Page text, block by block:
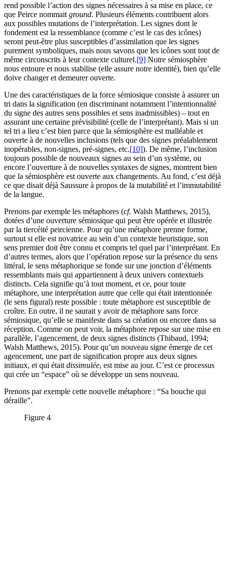
rend possible l’action des signes nécessaires à sa mise en place, ce
que Peirce nommait ground. Plusieurs éléments contribuent alors
aux possibles mutations de l’interprétation. Les signes dont le
fondement est la ressemblance (comme c’est le cas des icônes)
seront peut-être plus susceptibles d’assimilation que les signes
purement symboliques, mais nous savons que les icônes sont tout de
même circonscrits à leur contexte culturel.[9] Notre sémiosphère
nous entoure et nous stabilise (elle assure notre identité), bien qu’elle
doive changer et demeurer ouverte.
Une des caractéristiques de la force sémiosique consiste à assurer un
tri dans la signification (en discriminant notamment l’intentionnalité
du signe des autres sens possibles et sens inadmissibles) – tout en
assurant une certaine prévisibilité (celle de l’interprétant). Mais si un
tel tri a lieu c’est bien parce que la sémiosphère est malléable et
ouverte à de nouvelles inclusions (tels que des signes préalablement
inopérables, non-signes, pré-signes, etc.[10]). De même, l’inclusion
toujours possible de nouveaux signes au sein d’un système, ou
encore l’ouverture à de nouvelles syntaxes de signes, montrent bien
que la sémiosphère est ouverte aux changements. Au fond, c’est déjà
ce que disait déjà Saussure à propos de la mutabilité et l’immutabilité
de la langue.
Prenons par exemple les métaphores (cf. Walsh Matthews, 2015),
dotées d’une ouverture sémiosique qui peut être opérée et illustrée
par la tiercéité peircienne. Pour qu’une métaphore prenne forme,
surtout si elle est novatrice au sein d’un contexte heuristique, son
sens premier doit être connu et compris tel quel par l’interprétant. En
d’autres termes, alors que l’opération repose sur la présence du sens
littéral, le sens métaphorique se fonde sur une jonction d’éléments
ressemblants mais qui appartiennent à deux univers contextuels
distincts. Cela signifie qu’à tout moment, et ce, pour toute
métaphore, une interprétation autre que celle qui était intentionnée
(le sens figural) reste possible : toute métaphore est susceptible de
croître. En outre, il ne saurait y avoir de métaphore sans force
sémiosique, qu’elle se manifeste dans sa création ou encore dans sa
réception. Comme on peut voir, la métaphore repose sur une mise en
parallèle, l’agencement, de deux signes distincts (Thibaud, 1994;
Walsh Matthews, 2015). Pour qu’un nouveau signe émerge de cet
agencement, une part de signification propre aux deux signes
initiaux, et qui était dissimulée, est mise au jour. C’est ce processus
qui crée un “espace” où se développe un sens nouveau.
Prenons par exemple cette nouvelle métaphore : “Sa bouche qui
déraille”.
Figure 4